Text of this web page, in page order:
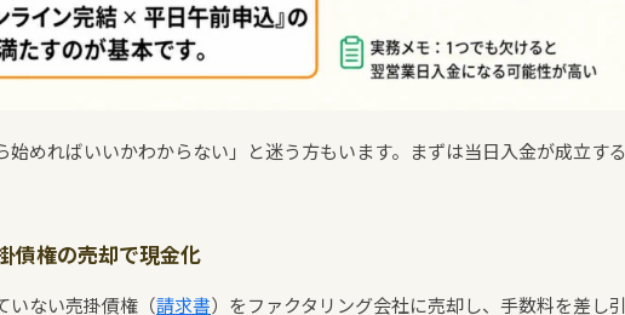
始めればいいかわからない」と迷う方もいます。まずは当日入金が成立する
債権の売却で現金化
いない売掛債権（請求書）をファクタリング会社に売却し、手数料を差し引